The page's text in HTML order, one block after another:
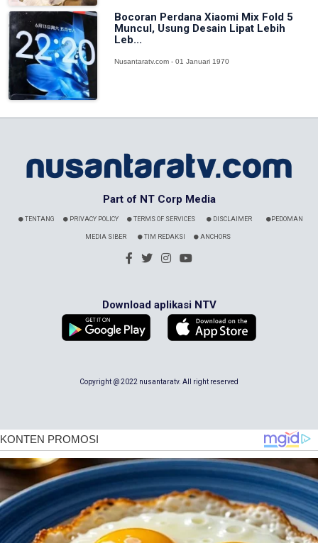
Bocoran Perdana Xiaomi Mix Fold 5
Muncul, Usung Desain Lipat Lebih
Leb...
Nusantaratv.com - 01 Januari 1970
Part of NT Corp Media
TENTANG PRIVACY POLICY TERMS OF SERVICES DISCLAIMER PEDOMAN
MEDIA SIBER TIM REDAKSI ANCHORS
Download aplikasi NTV
Copyright @ 2022 nusantaratv. All right reserved